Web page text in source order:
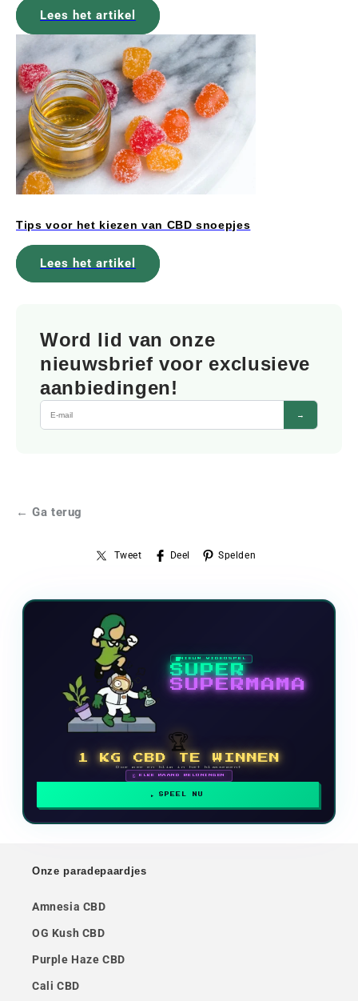
Lees het artikel
Tips voor het kiezen van CBD snoepjes
Lees het artikel
Word lid van onze
nieuwsbrief voor exclusieve
aanbiedingen!
→
← Ga terug
Tweet Deel Spelden
NIEUW VIDEOSPEL
SUPER
SUPERMAMA
🏆
1 KG CBD TE WINNEN
Doe mee en klim in het klassement
🗓 ELKE MAAND BELONINGEN
SPEEL NU
Onze paradepaardjes
Amnesia CBD
OG Kush CBD
Purple Haze CBD
Cali CBD